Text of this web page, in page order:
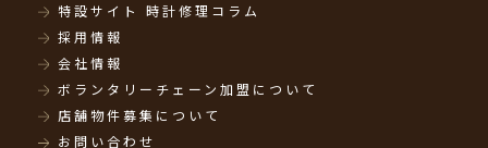
特設サイト 時計修理コラム
採用情報
会社情報
ボランタリーチェーン加盟について
店舗物件募集について
お問い合わせ